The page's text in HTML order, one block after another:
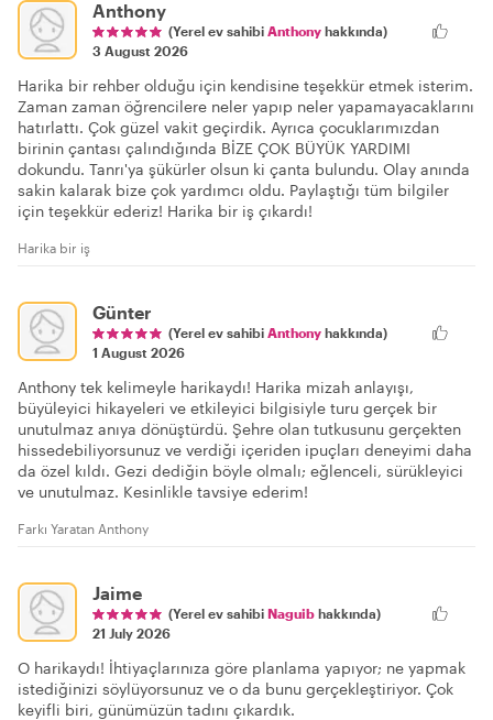
Anthony
(Yerel ev sahibi Anthony hakkında)
3 August 2026
Harika bir rehber olduğu için kendisine teşekkür etmek isterim.
Zaman zaman öğrencilere neler yapıp neler yapamayacaklarını
hatırlattı. Çok güzel vakit geçirdik. Ayrıca çocuklarımızdan
birinin çantası çalındığında BİZE ÇOK BÜYÜK YARDIMI
dokundu. Tanrı'ya şükürler olsun ki çanta bulundu. Olay anında
sakin kalarak bize çok yardımcı oldu. Paylaştığı tüm bilgiler
için teşekkür ederiz! Harika bir iş çıkardı!
Harika bir iş
Günter
(Yerel ev sahibi Anthony hakkında)
1 August 2026
Anthony tek kelimeyle harikaydı! Harika mizah anlayışı,
büyüleyici hikayeleri ve etkileyici bilgisiyle turu gerçek bir
unutulmaz anıya dönüştürdü. Şehre olan tutkusunu gerçekten
hissedebiliyorsunuz ve verdiği içeriden ipuçları deneyimi daha
da özel kıldı. Gezi dediğin böyle olmalı; eğlenceli, sürükleyici
ve unutulmaz. Kesinlikle tavsiye ederim!
Farkı Yaratan Anthony
Jaime
(Yerel ev sahibi Naguib hakkında)
21 July 2026
O harikaydı! İhtiyaçlarınıza göre planlama yapıyor; ne yapmak
istediğinizi söylüyorsunuz ve o da bunu gerçekleştiriyor. Çok
keyifli biri, günümüzün tadını çıkardık.